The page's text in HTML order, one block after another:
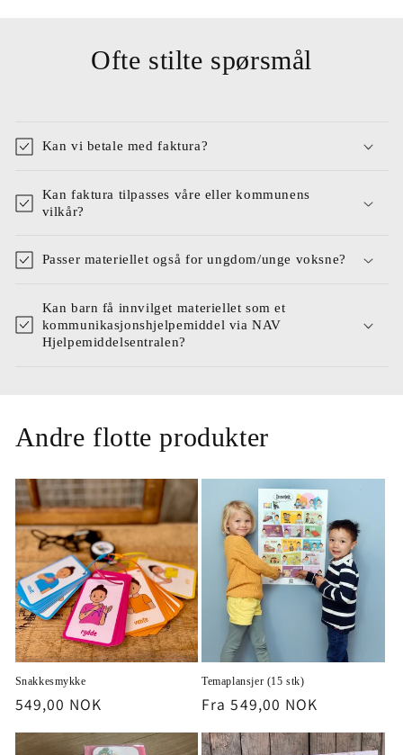
Ofte stilte spørsmål
Kan vi betale med faktura?
Kan faktura tilpasses våre eller kommunens
vilkår?
Passer materiellet også for ungdom/unge voksne?
Kan barn få innvilget materiellet som et
kommunikasjonshjelpemiddel via NAV
Hjelpemiddelsentralen?
Andre flotte produkter
Snakkesmykke
Vanlig
549,00 NOK
Temaplansjer (15 stk)
Vanlig
Fra 549,00 NOK